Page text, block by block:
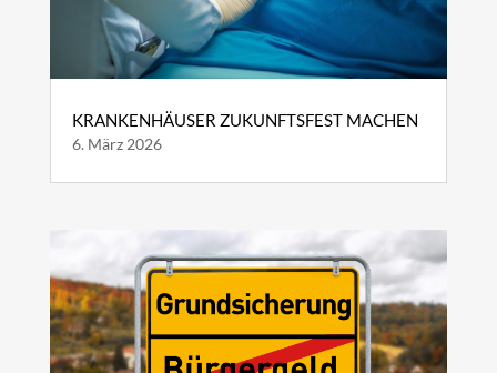
KRANKENHÄUSER ZUKUNFTSFEST MACHEN
6. März 2026